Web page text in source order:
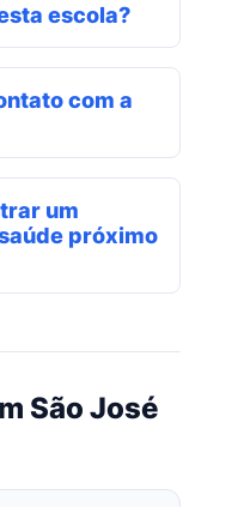
escola?
com a
um
próximo
São José